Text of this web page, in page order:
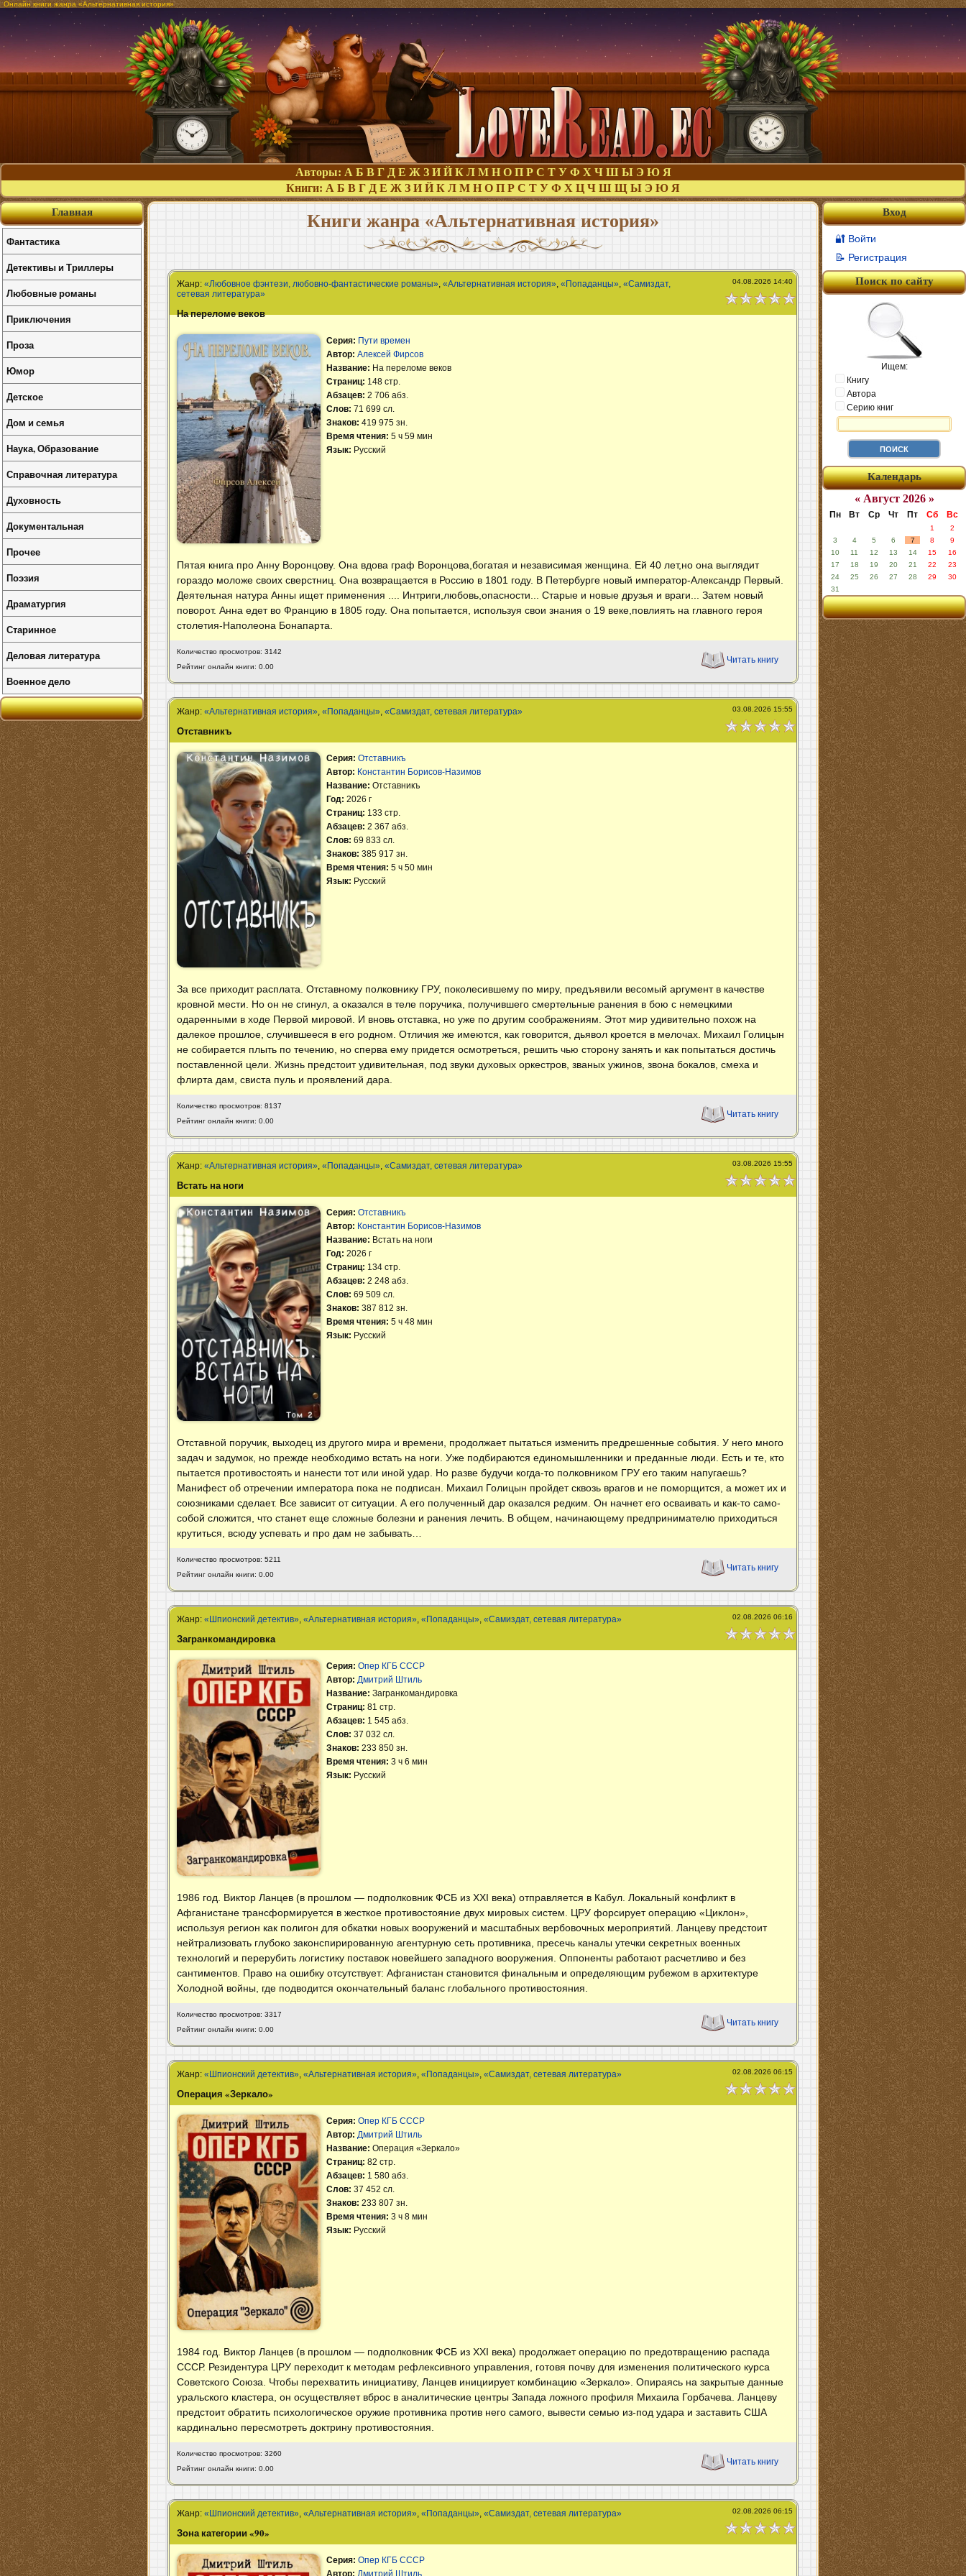
Онлайн книги жанра «Альтернативная история»
Авторы: А Б В Г Д Е Ж З И Й К Л М Н О П Р С Т У Ф Х Ч Ш Ы Э Ю Я
Книги: А Б В Г Д Е Ж З И Й К Л М Н О П Р С Т У Ф Х Ц Ч Ш Щ Ы Э Ю Я
Книги жанра «Альтернативная история»
Жанр:«Любовное фэнтези, любовно-фантастические романы»,«Альтернативная история»,«Попаданцы»,«Самиздат,
сетевая литература»
На переломе веков
04.08.2026 14:40
Серия: Пути времен
Автор:Алексей Фирсов
Название: На переломе веков
Страниц: 148 стр.
Абзацев:2 706 абз.
Слов:71 699 сл.
Знаков:419 975 зн.
Время чтения:5 ч 59 мин
Язык: Русский
Пятая книга про Анну Воронцову. Она вдова граф Воронцова,богатая и независимая женщина. Ей 40 лет,но она выглядит
гораздо моложе своих сверстниц. Она возвращается в Россию в 1801 году. В Петербурге новый император-Александр Первый.
Деятельная натура Анны ищет применения .... Интриги,любовь,опасности... Старые и новые друзья и враги... Затем новый
поворот. Анна едет во Францию в 1805 году. Она попытается, используя свои знания о 19 веке,повлиять на главного героя
столетия-Наполеона Бонапарта.
Количество просмотров: 3142
Рейтинг онлайн книги: 0.00
Читать книгу
Жанр:«Альтернативная история»,«Попаданцы»,«Самиздат, сетевая литература»
Отставникъ
03.08.2026 15:55
Серия:Отставникъ
Автор: Константин Борисов-Назимов
Название:Отставникъ
Год:2026 г
Страниц: 133 стр.
Абзацев:2 367 абз.
Слов:69 833 сл.
Знаков:385 917 зн.
Время чтения:5 ч 50 мин
Язык: Русский
За все приходит расплата. Отставному полковнику ГРУ, поколесившему по миру, предъявили весомый аргумент в качестве
кровной мести. Но он не сгинул, а оказался в теле поручика, получившего смертельные ранения в бою с немецкими
одаренными в ходе Первой мировой. И вновь отставка, но уже по другим соображениям. Этот мир удивительно похож на
далекое прошлое, случившееся в его родном. Отличия же имеются, как говорится, дьявол кроется в мелочах. Михаил Голицын
не собирается плыть по течению, но сперва ему придется осмотреться, решить чью сторону занять и как попытаться достичь
поставленной цели. Жизнь предстоит удивительная, под звуки духовых оркестров, званых ужинов, звона бокалов, смеха и
флирта дам, свиста пуль и проявлений дара.
Количество просмотров: 8137
Рейтинг онлайн книги: 0.00
Читать книгу
Жанр:«Альтернативная история» ,«Попаданцы» ,«Самиздат, сетевая литература»
Встать на ноги
03.08.2026 15:55
Серия:Отставникъ
Автор: Константин Борисов-Назимов
Название: Встать на ноги
Год:2026 г
Страниц: 134 стр.
Абзацев:2 248 абз.
Слов:69 509 сл.
Знаков:387 812 зн.
Время чтения:5 ч 48 мин
Язык: Русский
Отставной поручик, выходец из другого мира и времени, продолжает пытаться изменить предрешенные события. У него много
задач и задумок, но прежде необходимо встать на ноги. Уже подбираются единомышленники и преданные люди. Есть и те, кто
пытается противостоять и нанести тот или иной удар. Но разве будучи когда-то полковником ГРУ его таким напугаешь?
Манифест об отречении императора пока не подписан. Михаил Голицын пройдет сквозь врагов и не поморщится, а может их и
союзниками сделает. Все зависит от ситуации. А его полученный дар оказался редким. Он начнет его осваивать и как-то само-
собой сложится, что станет еще сложные болезни и ранения лечить. В общем, начинающему предпринимателю приходиться
крутиться, всюду успевать и про дам не забывать…
Количество просмотров: 5211
Рейтинг онлайн книги: 0.00
Читать книгу
Жанр:«Шпионский детектив»,«Альтернативная история»,«Попаданцы»,«Самиздат, сетевая литература»
Загранкомандировка
02.08.2026 06:16
Серия:Опер КГБ СССР
Автор:Дмитрий Штиль
Название:Загранкомандировка
Страниц:81 стр.
Абзацев: 1 545 абз.
Слов:37 032 сл.
Знаков:233 850 зн.
Время чтения:3 ч 6 мин
Язык: Русский
1986 год. Виктор Ланцев (в прошлом — подполковник ФСБ из XXI века) отправляется в Кабул. Локальный конфликт в
Афганистане трансформируется в жесткое противостояние двух мировых систем. ЦРУ форсирует операцию «Циклон»,
используя регион как полигон для обкатки новых вооружений и масштабных вербовочных мероприятий. Ланцеву предстоит
нейтрализовать глубоко законспирированную агентурную сеть противника, пресечь каналы утечки секретных военных
технологий и перерубить логистику поставок новейшего западного вооружения. Оппоненты работают расчетливо и без
сантиментов. Право на ошибку отсутствует: Афганистан становится финальным и определяющим рубежом в архитектуре
Холодной войны, где подводится окончательный баланс глобального противостояния.
Количество просмотров: 3317
Рейтинг онлайн книги: 0.00
Читать книгу
Жанр:«Шпионский детектив»,«Альтернативная история»,«Попаданцы»,«Самиздат, сетевая литература»
Операция «Зеркало»
02.08.2026 06:15
Серия:Опер КГБ СССР
Автор:Дмитрий Штиль
Название:Операция «Зеркало»
Страниц:82 стр.
Абзацев: 1 580 абз.
Слов:37 452 сл.
Знаков:233 807 зн.
Время чтения:3 ч 8 мин
Язык: Русский
1984 год. Виктор Ланцев (в прошлом — подполковник ФСБ из XXI века) продолжает операцию по предотвращению распада
СССР. Резидентура ЦРУ переходит к методам рефлексивного управления, готовя почву для изменения политического курса
Советского Союза. Чтобы перехватить инициативу, Ланцев инициирует комбинацию «Зеркало». Опираясь на закрытые данные
уральского кластера, он осуществляет вброс в аналитические центры Запада ложного профиля Михаила Горбачева. Ланцеву
предстоит обратить психологическое оружие противника против него самого, вывести семью из-под удара и заставить США
кардинально пересмотреть доктрину противостояния.
Количество просмотров: 3260
Рейтинг онлайн книги: 0.00
Читать книгу
Жанр:«Шпионский детектив» ,«Альтернативная история» ,«Попаданцы» ,«Самиздат, сетевая литература»
Зона категории «90»
02.08.2026 06:15
Серия:Опер КГБ СССР
Автор: Дмитрий Штиль
Вход
🔐 Войти
📝 Регистрация
Поиск по сайту
Ищем:
Книгу
Автора
Серию книг
Календарь
« Август 2026 »
Пн Вт Ср Чт Пт Сб Вс
1
2
3
4 5 6 7 8
9
10
11 12 13 14 15
16
17
18 19 20 21 22
23
24
25 26 27 28 29
30
31
Главная
Фантастика
Детективы и Триллеры
Любовные романы
Приключения
Проза
Юмор
Детское
Дом и семья
Наука, Образование
Справочная литература
Духовность
Документальная
Прочее
Поэзия
Драматургия
Старинное
Деловая литература
Военное дело